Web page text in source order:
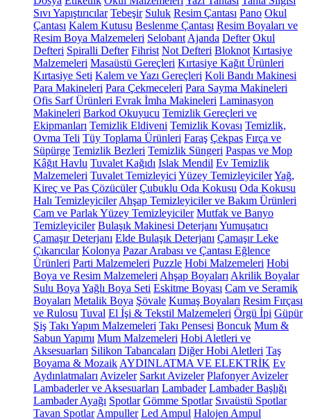
Sıvı Yapıştırıcılar Tebeşir Suluk Resim Çantası Pano Okul
Çantası Kalem Kutusu Beslenme Çantası Resim Boyaları ve
Resim Boya Malzemeleri Selobant Ajanda Defter Okul
Defteri Spiralli Defter Fihrist Not Defteri Bloknot Kırtasiye
Malzemeleri Masaüstü Gereçleri Kırtasiye Kağıt Ürünleri
Kırtasiye Seti Kalem ve Yazı Gereçleri Koli Bandı Makinesi
Para Makineleri Para Çekmeceleri Para Sayma Makineleri
Ofis Sarf Ürünleri Evrak İmha Makineleri Laminasyon
Makineleri Barkod Okuyucu Temizlik Gereçleri ve
Ekipmanları Temizlik Eldiveni Temizlik Kovası Temizlik,
Ovma Teli Tüy Toplama Ürünleri Faraş Çekpas Fırça ve
Süpürge Temizlik Bezleri Temizlik Süngeri Paspas ve Mop
Kâğıt Havlu Tuvalet Kağıdı Islak Mendil Ev Temizlik
Malzemeleri Tuvalet Temizleyici Yüzey TemizleyicilerYağ,
Kireç ve Pas Çözücüler Çubuklu Oda Kokusu Oda Kokusu
Halı Temizleyiciler Ahşap Temizleyiciler ve Bakım Ürünleri
Cam ve Parlak Yüzey Temizleyiciler Mutfak ve Banyo
Temizleyiciler Bulaşık Makinesi Deterjanı Yumuşatıcı
Çamaşır Deterjanı Elde Bulaşık Deterjanı Çamaşır Leke
Çıkarıcılar Kolonya Pazar Arabası ve Çantası Eğlence
Ürünleri Parti Malzemeleri Puzzle Hobi Malzemeleri Hobi
Boya ve Resim Malzemeleri Ahşap Boyaları Akrilik Boyalar
Sulu Boya Yağlı Boya Seti Eskitme Boyası Cam ve Seramik
Boyaları Metalik Boya Şövale Kumaş Boyaları Resim Fırçası
ve Rulosu Tuval El İşi & Tekstil Malzemeleri Örgü İpi Güpür
Şiş Takı Yapım Malzemeleri Takı Pensesi Boncuk Mum &
Sabun Yapımı Mum Malzemeleri Hobi Aletleri ve
Aksesuarları Silikon Tabancaları Diğer Hobi Aletleri Taş
Boyama & Mozaik AYDINLATMA VE ELEKTRİK Ev
Aydınlatmaları Avizeler Sarkıt Avizeler Plafonyer Avizeler
Lambaderler ve Aksesuarları Lambader Lambader Başlığı
Lambader Ayağı Spotlar Gömme Spotlar Sıvaüstü Spotlar
Tavan Spotlar Ampuller Led Ampul Halojen Ampul